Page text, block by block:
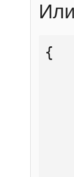
{